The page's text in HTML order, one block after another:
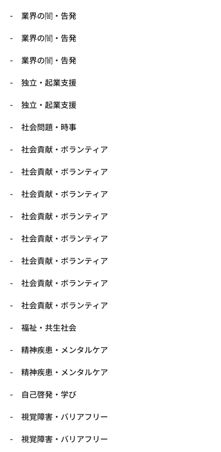
業界の闇・告発
業界の闇・告発
業界の闇・告発
独立・起業支援
独立・起業支援
社会問題・時事
社会貢献・ボランティア
社会貢献・ボランティア
社会貢献・ボランティア
社会貢献・ボランティア
社会貢献・ボランティア
社会貢献・ボランティア
社会貢献・ボランティア
社会貢献・ボランティア
福祉・共生社会
精神疾患・メンタルケア
精神疾患・メンタルケア
自己啓発・学び
視覚障害・バリアフリー
視覚障害・バリアフリー